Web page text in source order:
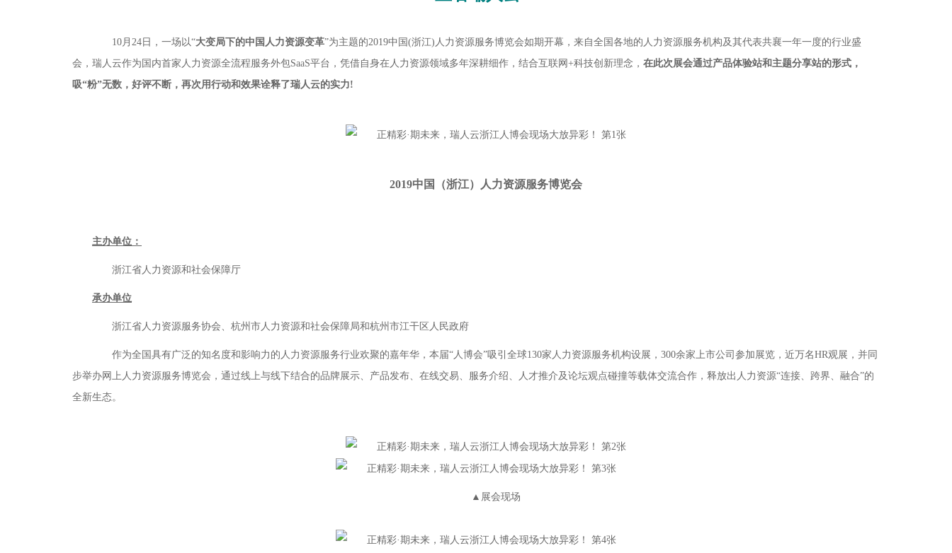
10月24日，一场以“大变局下的中国人力资源变革”为主题的2019中国(浙江)人力资源服务博览会如期开幕，来自全国各地的人力资源服务机构及其代表共襄一年一度的行业盛
会，瑞人云作为国内首家人力资源全流程服务外包SaaS平台，凭借自身在人力资源领域多年深耕细作，结合互联网+科技创新理念， 在此次展会通过产品体验站和主题分享站的形式，
吸“粉”无数，好评不断，再次用行动和效果诠释了瑞人云的实力!
2019中国（浙江）人力资源服务博览会
主办单位：
浙江省人力资源和社会保障厅
承办单位
浙江省人力资源服务协会、杭州市人力资源和社会保障局和杭州市江干区人民政府
作为全国具有广泛的知名度和影响力的人力资源服务行业欢聚的嘉年华，本届“人博会”吸引全球130家人力资源服务机构设展，300余家上市公司参加展览，近万名HR观展，并同
步举办网上人力资源服务博览会，通过线上与线下结合的品牌展示、产品发布、在线交易、服务介绍、人才推介及论坛观点碰撞等载体交流合作，释放出人力资源“连接、跨界、融合”的
全新生态。
▲展会现场